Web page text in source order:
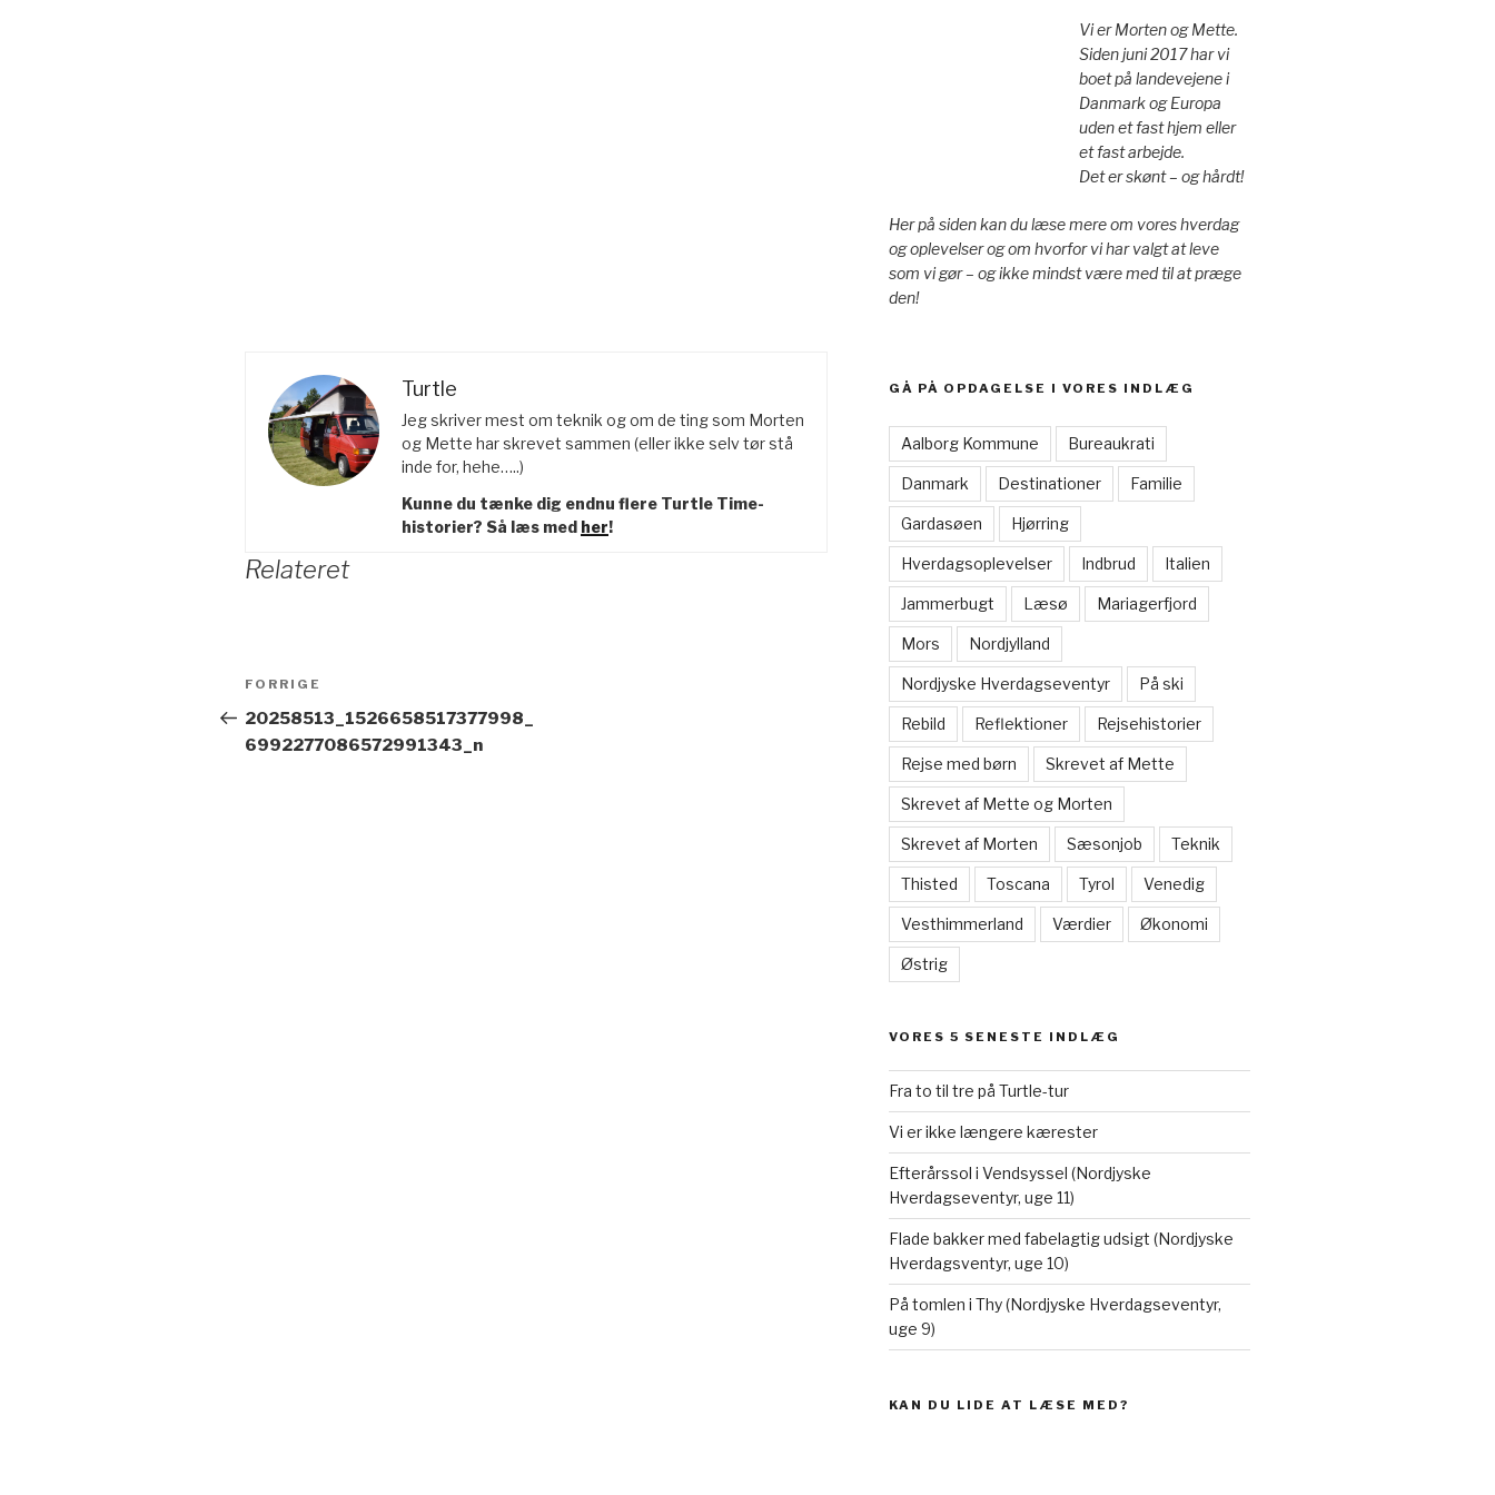
Turtle
Jeg skriver mest om teknik og om de ting som Morten
og Mette har skrevet sammen (eller ikke selv tør stå
inde for, hehe…..)
Kunne du tænke dig endnu flere Turtle Time-
historier? Så læs med her!
Relateret
Indlægsnavigation
Forrige
indlæg
FORRIGE
20258513_1526658517377998_
6992277086572991343_n
Vi er Morten og Mette.
Siden juni 2017 har vi
boet på landevejene i
Danmark og Europa
uden et fast hjem eller
et fast arbejde.
Det er skønt – og hårdt!
Her på siden kan du læse mere om vores hverdag
og oplevelser og om hvorfor vi har valgt at leve
som vi gør – og ikke mindst være med til at præge
den!
GÅ PÅ OPDAGELSE I VORES INDLÆG
Aalborg Kommune Bureaukrati
Danmark Destinationer Familie
Gardasøen Hjørring
Hverdagsoplevelser Indbrud Italien
Jammerbugt Læsø Mariagerfjord
Mors Nordjylland
Nordjyske Hverdagseventyr På ski
Rebild Reflektioner Rejsehistorier
Rejse med børn Skrevet af Mette
Skrevet af Mette og Morten
Skrevet af Morten Sæsonjob Teknik
Thisted Toscana Tyrol Venedig
Vesthimmerland Værdier Økonomi
Østrig
VORES 5 SENESTE INDLÆG
Fra to til tre på Turtle-tur
Vi er ikke længere kærester
Efterårssol i Vendsyssel (Nordjyske
Hverdagseventyr, uge 11)
Flade bakker med fabelagtig udsigt (Nordjyske
Hverdagsventyr, uge 10)
På tomlen i Thy (Nordjyske Hverdagseventyr,
uge 9)
KAN DU LIDE AT LÆSE MED?